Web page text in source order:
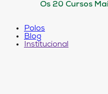
Os 20 Cursos
Polos
Blog
Institucional